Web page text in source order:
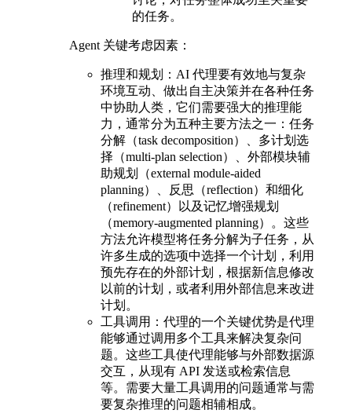
的任务。
Agent 关键考虑因素：
推理和规划：AI 代理要有效地与复杂
环境互动、做出自主决策并在各种任务
中协助人类，它们需要强大的推理能
力，通常分为五种主要方法之一：任务
分解（task decomposition）、多计划选
择（multi-plan selection）、外部模块辅
助规划（external module-aided
planning）、反思（reflection）和细化
（refinement）以及记忆增强规划
（memory-augmented planning）。这些
方法允许模型将任务分解为子任务，从
许多生成的选项中选择一个计划，利用
预先存在的外部计划，根据新信息修改
以前的计划，或者利用外部信息来改进
计划。
工具调用：代理的一个关键优势是代理
能够通过调用多个工具来解决复杂问
题。这些工具使代理能够与外部数据源
交互，从现有 API 发送或检索信息
等。需要大量工具调用的问题通常与需
要复杂推理的问题相辅相成。